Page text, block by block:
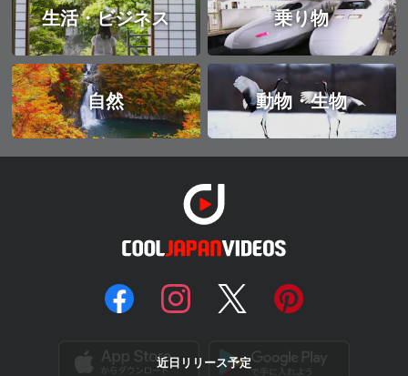
生活・ビジネス 乗り物
自然 動物・生物
近日リリース予定